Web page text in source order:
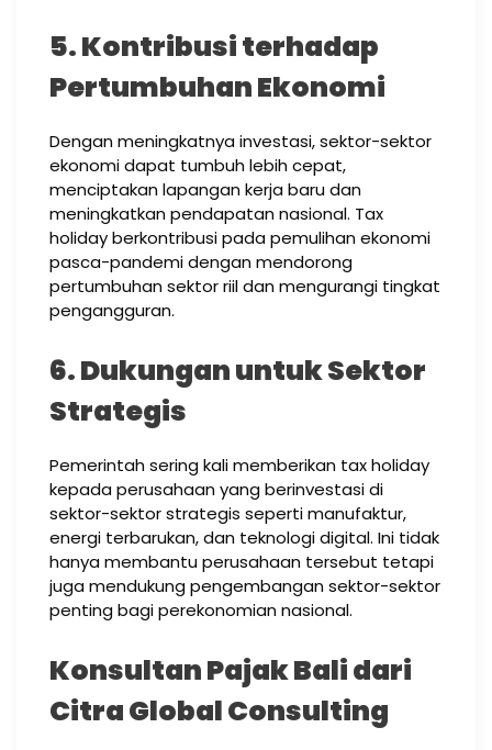
5. Kontribusi terhadap
Pertumbuhan Ekonomi
Dengan meningkatnya investasi, sektor-sektor
ekonomi dapat tumbuh lebih cepat,
menciptakan lapangan kerja baru dan
meningkatkan pendapatan nasional. Tax
holiday berkontribusi pada pemulihan ekonomi
pasca-pandemi dengan mendorong
pertumbuhan sektor riil dan mengurangi tingkat
pengangguran.
6. Dukungan untuk Sektor
Strategis
Pemerintah sering kali memberikan tax holiday
kepada perusahaan yang berinvestasi di
sektor-sektor strategis seperti manufaktur,
energi terbarukan, dan teknologi digital. Ini tidak
hanya membantu perusahaan tersebut tetapi
juga mendukung pengembangan sektor-sektor
penting bagi perekonomian nasional.
Konsultan Pajak Bali dari
Citra Global Consulting